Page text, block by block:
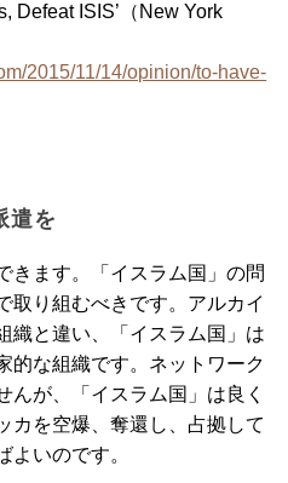
Defeat ISIS’（New York
2015/11/14/opinion/to-have-
遣を
ます。「イスラム国」の問
取り組むべきです。アルカイ
織と違い、「イスラム国」は
的な組織です。ネットワーク
んが、「イスラム国」は良く
カを空爆、奪還し、占拠して
よいのです。